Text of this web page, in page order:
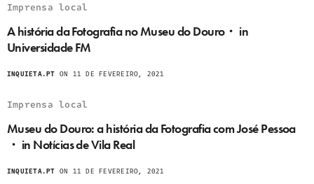
Imprensa local
A história da Fotografia no Museu do Douro・ in
Universidade FM
INQUIETA.PT ON 11 DE FEVEREIRO, 2021
Imprensa local
Museu do Douro: a história da Fotografia com José Pessoa
・ in Notícias de Vila Real
INQUIETA.PT ON 11 DE FEVEREIRO, 2021